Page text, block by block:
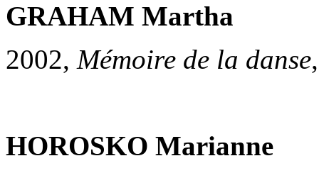
GRAHAM Martha
2002, Mémoire de la danse
HOROSKO Marianne